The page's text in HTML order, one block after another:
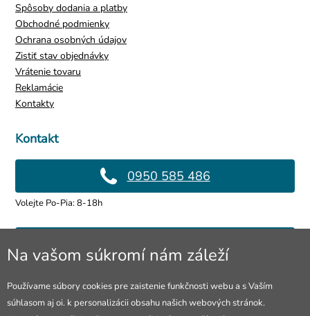
Kontakt
0950 585 486
Volejte Po-Pia: 8-18h
info@4lol.cz
Predajňa v Ostrave
Spôsoby dodania a platby
Obchodné podmienky
Ochrana osobných údajov
Zistiť stav objednávky
Vrátenie tovaru
Reklamácie
Kontakty
Na vašom súkromí nám záleží
Používame súbory cookies pre zaistenie funkčnosti webu a s Vaším
súhlasom aj oi. k personalizácii obsahu našich webových stránok.